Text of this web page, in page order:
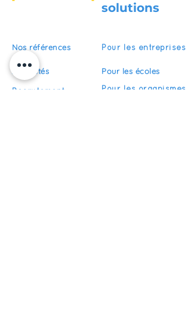
solutions
Nos références
Actualités
Recrutement
Pour les entreprises
Pour les écoles
Pour les organismes